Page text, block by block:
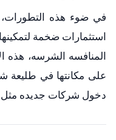
في ضوء هذه
استثمارات ضخمة
المنافسه الشرسه، هذه
على مكانتها في طليعة
دخول شركات جديده مثل